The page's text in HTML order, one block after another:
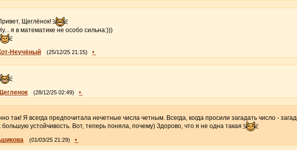
Щеглёнок!
я в математике не особо сильна:)))
Неучёный (25/12/25 21:15) •
(28/12/25 02:49) •
так! Я всегда предпочитала нечетные числа четным. Всегда, когда просили загадать число -
большую устойчивость. Вот, теперь поняла, почему) Здорово, что я не одна такая
(01/03/25 21:29) •